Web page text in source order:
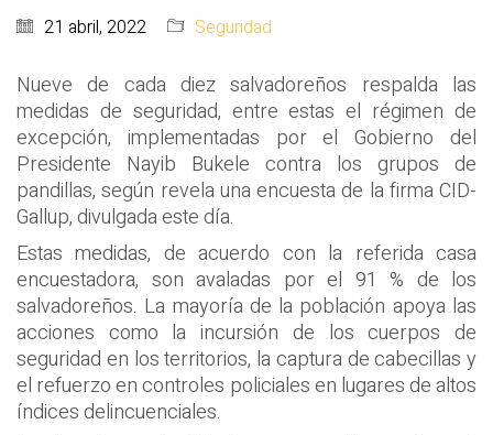
21 abril, 2022 Seguridad
Nueve de cada diez salvadoreños respalda las
medidas de seguridad, entre estas el régimen de
excepción, implementadas por el Gobierno del
Presidente Nayib Bukele contra los grupos de
pandillas, según revela una encuesta de la firma CID-
Gallup, divulgada este día.
Estas medidas, de acuerdo con la referida casa
encuestadora, son avaladas por el 91 % de los
salvadoreños. La mayoría de la población apoya las
acciones como la incursión de los cuerpos de
seguridad en los territorios, la captura de cabecillas y
el refuerzo en controles policiales en lugares de altos
índices delincuenciales.